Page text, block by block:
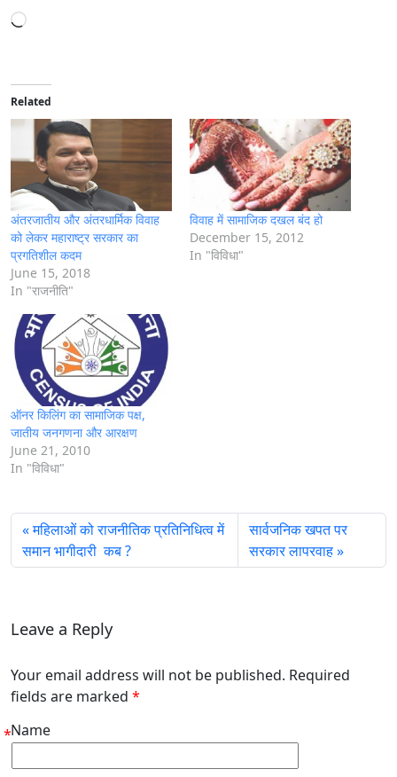
L
d
i
n
…
Related
अंतरजातीय और अंतरधार्मिक विवाह
को लेकर महाराष्ट्र सरकार का
प्रगतिशील कदम
June 15, 2018
In "राजनीति"
विवाह में सामाजिक दखल बंद हो
December 15, 2012
In "विविधा"
ऑनर किलिंग का सामाजिक पक्ष,
जातीय जनगणना और आरक्षण
June 21, 2010
In "विविधा"
महिलाओं को राजनीतिक प्रतिनिधित्व में
समान भागीदारी कब ?
सार्वजनिक खपत पर
सरकार लापरवाह
Leave a Reply
Your email address will not be published. Required
fields are marked *
Name
*